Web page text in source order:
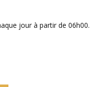
jour à partir de 06h00.